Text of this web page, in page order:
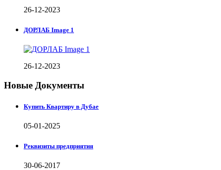
26-12-2023
ДОРЛАБ Image 1
26-12-2023
Новые Документы
Купить Квартиру в Дубае
05-01-2025
Реквизиты предприятия
30-06-2017